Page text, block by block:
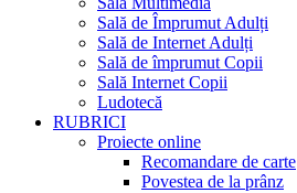
Sală de Împrumut Adulți
Sală de Internet Adulți
Sală de împrumut Copii
Sală Internet Copii
Ludotecă
RUBRICI
Proiecte online
Recomandare de carte
Povestea de la prânz